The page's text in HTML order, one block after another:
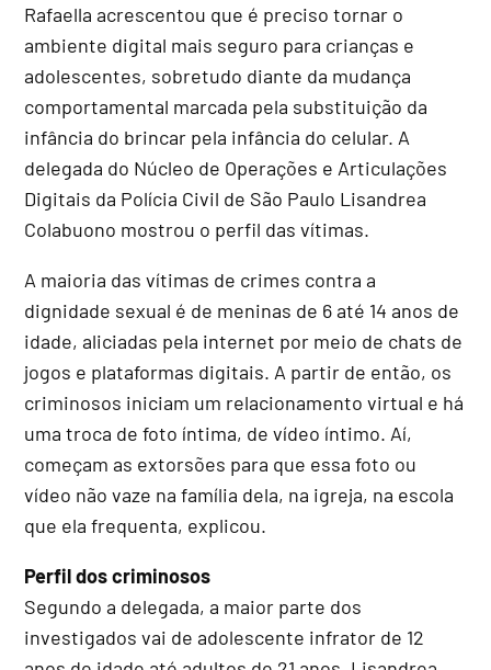
Rafaella acrescentou que é preciso tornar o
ambiente digital mais seguro para crianças e
adolescentes, sobretudo diante da mudança
comportamental marcada pela substituição da
infância do brincar pela infância do celular. A
delegada do Núcleo de Operações e Articulações
Digitais da Polícia Civil de São Paulo Lisandrea
Colabuono mostrou o perfil das vítimas.
A maioria das vítimas de crimes contra a
dignidade sexual é de meninas de 6 até 14 anos de
idade, aliciadas pela internet por meio de chats de
jogos e plataformas digitais. A partir de então, os
criminosos iniciam um relacionamento virtual e há
uma troca de foto íntima, de vídeo íntimo. Aí,
começam as extorsões para que essa foto ou
vídeo não vaze na família dela, na igreja, na escola
que ela frequenta, explicou.
Perfil dos criminosos
Segundo a delegada, a maior parte dos
investigados vai de adolescente infrator de 12